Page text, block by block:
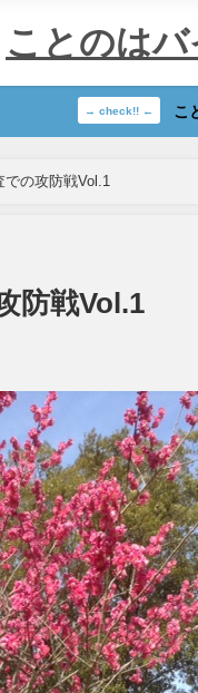
ことのは
→ check!! ← こ
の攻防戦Vol.1
防戦Vol.1